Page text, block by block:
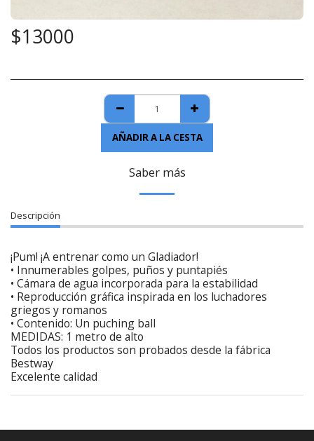
$13000
AÑADIR A LA CESTA
Saber más
Descripción
¡Pum! ¡A entrenar como un Gladiador!
• Innumerables golpes, puños y puntapiés
• Cámara de agua incorporada para la estabilidad
• Reproducción gráfica inspirada en los luchadores
griegos y romanos
• Contenido: Un puching ball
MEDIDAS: 1 metro de alto
Todos los productos son probados desde la fábrica
Bestway
Excelente calidad